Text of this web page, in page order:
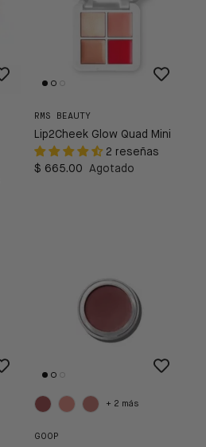
RMS BEAUTY
Lip2Cheek Glow Quad Mini
2 reseñas
$ 665.00
Agotado
GOOP
+ 2 más